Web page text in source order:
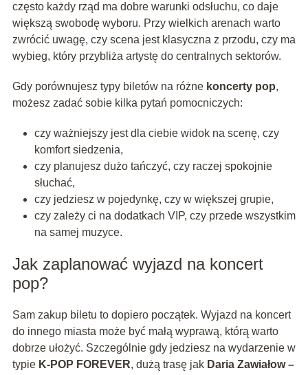
często każdy rząd ma dobre warunki odsłuchu, co daje
większą swobodę wyboru. Przy wielkich arenach warto
zwrócić uwagę, czy scena jest klasyczna z przodu, czy ma
wybieg, który przybliża artystę do centralnych sektorów.
Gdy porównujesz typy biletów na różne koncerty pop,
możesz zadać sobie kilka pytań pomocniczych:
czy ważniejszy jest dla ciebie widok na scenę, czy
komfort siedzenia,
czy planujesz dużo tańczyć, czy raczej spokojnie
słuchać,
czy jedziesz w pojedynkę, czy w większej grupie,
czy zależy ci na dodatkach VIP, czy przede wszystkim
na samej muzyce.
Jak zaplanować wyjazd na koncert
pop?
Sam zakup biletu to dopiero początek. Wyjazd na koncert
do innego miasta może być małą wyprawą, którą warto
dobrze ułożyć. Szczególnie gdy jedziesz na wydarzenie w
typie K-POP FOREVER, dużą trasę jak Daria Zawiałow –